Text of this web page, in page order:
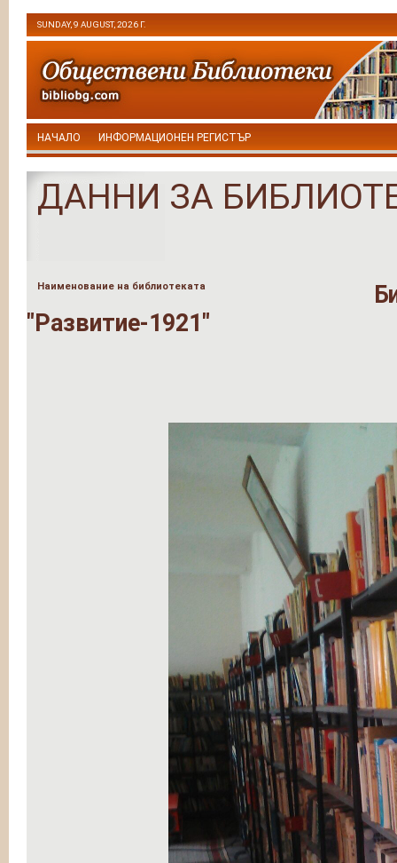
SUNDAY, 9 AUGUST, 2026 Г.
НАЧАЛО ИНФОРМАЦИОНЕН РЕГИСТЪР
ДАННИ ЗА
Наименование на библиотеката
"Развитие-1921"